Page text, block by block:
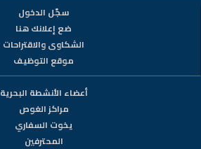
سجّل الدخول
ضع إعلانك هنا
الشكاوى والاقتراحات
موقع التوظيف
أعضاء الأنشطة البحرية
مراكز الغوص
يخوت السفاري
المحترفين